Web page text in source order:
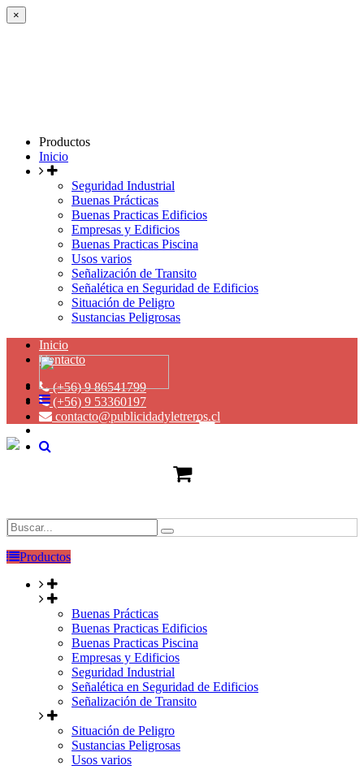
×
Productos
Inicio
Seguridad Industrial
Buenas Prácticas
Buenas Practicas Edificios
Empresas y Edificios
Buenas Practicas Piscina
Usos varios
Señalización de Transito
Señalética en Seguridad de Edificios
Situación de Peligro
Sustancias Peligrosas
Inicio
Contacto
(+56) 9 86541799
(+56) 9 53360197
contacto@publicidadyletreros.cl
Productos
Buenas Prácticas
Buenas Practicas Edificios
Buenas Practicas Piscina
Empresas y Edificios
Seguridad Industrial
Señalética en Seguridad de Edificios
Señalización de Transito
Situación de Peligro
Sustancias Peligrosas
Usos varios